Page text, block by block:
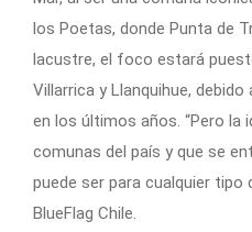
los Poetas, donde Punta de
lacustre, el foco estará
Villarrica y Llanquihue,
en los últimos años. “Pero la
comunas del país y que se
puede ser para cualquier tipo
BlueFlag Chile.